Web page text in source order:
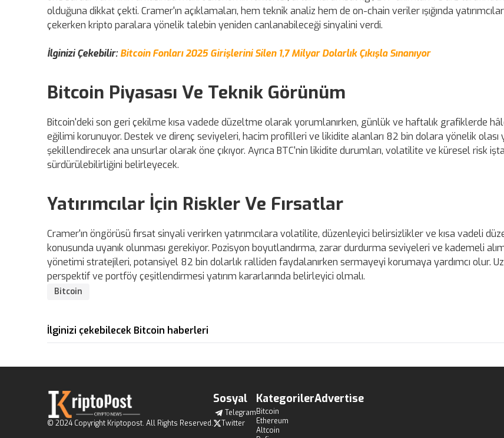
olduğuna dikkat çekti. Cramer'ın açıklamaları, hem teknik analiz hem de on-chain veriler ışığında
çekerken kripto paralara yönelik talebin yeniden canlanabileceği sinyalini verdi.
İlginizi Çekebilir:Bitcoin Fonları 2025 Girişlerini Silen 1,7 Milyar Dolarlık Çıkışla Sınanıyor
Bitcoin Piyasası Ve Teknik Görünüm
Bitcoin'deki son geri çekilme kısa vadede düzeltme olarak yorumlanırken, günlük ve haftalık grafiklerde
eğilimi korunuyor. Destek ve direnç seviyeleri, hacim profilleri ve likidite alanları 82 bin dolara yönelik olası
şekillendirecek ana unsurlar olarak öne çıkıyor. Ayrıca BTC'nin likidite durumları, volatilite ve küresel risk
sürdürülebilirliğini belirleyecek.
Yatırımcılar İçin Riskler Ve Fırsatlar
Cramer'ın öngörüsü fırsat sinyali verirken yatırımcılara volatilite, düzenleyici belirsizlikler ve kısa vadeli
konusunda uyanık olunması gerekiyor. Pozisyon boyutlandırma, zarar durdurma seviyeleri ve kademeli
yönetimi stratejileri, potansiyel 82 bin dolarlık ralliden faydalanırken sermayeyi korumaya yardımcı olur.
perspektif ve portföy çeşitlendirmesi yatırım kararlarında belirleyici olmalı.
Bitcoin
İlginizi çekebilecek Bitcoin haberleri
© 2024 Copyright Kriptopost. All Rights Reserved.
Sosyal
Telegram
Twitter
Kategoriler
Bitcoin
Ethereum
Altcoin
Advertise